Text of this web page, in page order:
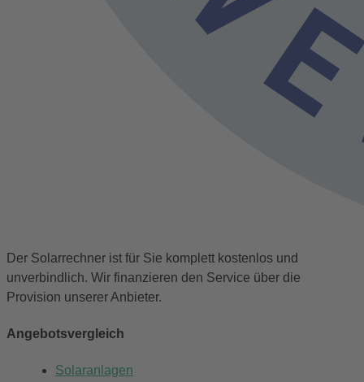
Der Solarrechner ist für Sie komplett kostenlos und
unverbindlich. Wir finanzieren den Service über die
Provision unserer Anbieter.
Angebotsvergleich
Solaranlagen